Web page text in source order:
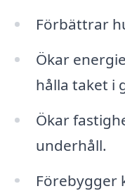
Förbättrar
Ökar
hålla taket i
Ökar
underhåll.
Förebygger